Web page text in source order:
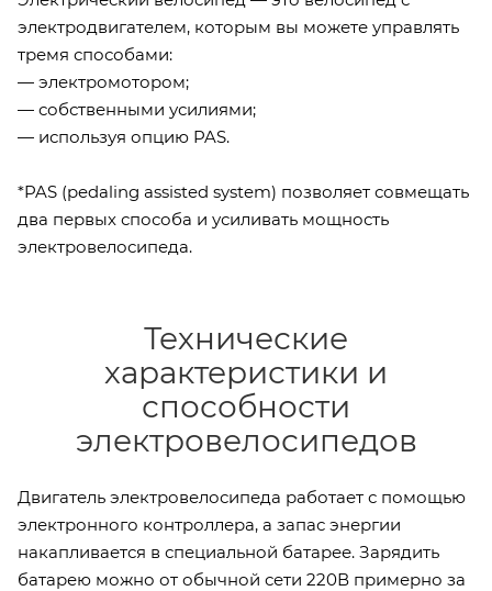
электродвигателем, которым вы можете управлять
тремя способами:
— электромотором;
— собственными усилиями;
— используя опцию PAS.
*PAS (pedaling assisted system) позволяет совмещать
два первых способа и усиливать мощность
электровелосипеда.
Технические
характеристики и
способности
электровелосипедов
Двигатель электровелосипеда работает с помощью
электронного контроллера, а запас энергии
накапливается в специальной батарее. Зарядить
батарею можно от обычной сети 220В примерно за